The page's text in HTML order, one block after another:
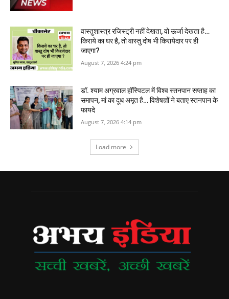
वास्‍तुशास्‍त्र रजिस्‍ट्री नहीं देखता, वो ऊर्जा देखता है…
किराये का घर है, तो वास्तु दोष भी किरायेदार पर ही
जाएगा?
August 7, 2026 4:24 pm
डॉ. श्याम अग्रवाल हॉस्पिटल में विश्व स्तनपान सप्ताह का
समापन, मां का दूध अमृत है… विशेषज्ञों ने बताए स्तनपान के
फायदे
August 7, 2026 4:14 pm
Load more